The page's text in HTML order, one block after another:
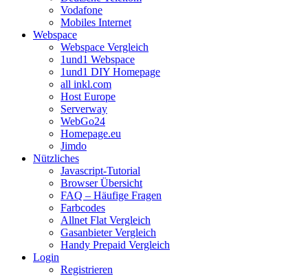
Vodafone
Mobiles Internet
Webspace
Webspace Vergleich
1und1 Webspace
1und1 DIY Homepage
all inkl.com
Host Europe
Serverway
WebGo24
Homepage.eu
Jimdo
Nützliches
Javascript-Tutorial
Browser Übersicht
FAQ – Häufige Fragen
Farbcodes
Allnet Flat Vergleich
Gasanbieter Vergleich
Handy Prepaid Vergleich
Login
Registrieren